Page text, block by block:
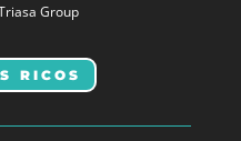
Group
RICOS